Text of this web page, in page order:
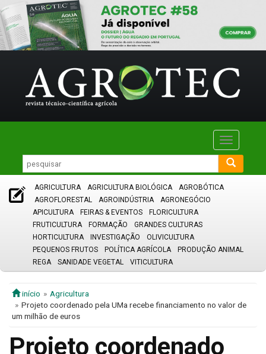
Toggle
AGRICULTURA AGRICULTURA BIOLÓGICA
AGROBÓTICA
AGROFLORESTAL
AGROINDÚSTRIA
AGRONEGÓCIO
APICULTURA
FEIRAS & EVENTOS
FLORICULTURA
FRUTICULTURA
FORMAÇÃO
GRANDES CULTURAS
HORTICULTURA
INVESTIGAÇÃO
OLIVICULTURA
PEQUENOS FRUTOS
POLÍTICA AGRÍCOLA
PRODUÇÃO ANIMAL
REGA
SANIDADE VEGETAL VITICULTURA
início
Agricultura
Projeto coordenado pela UMa recebe financiamento no valor de
um milhão de euros
Projeto coordenado